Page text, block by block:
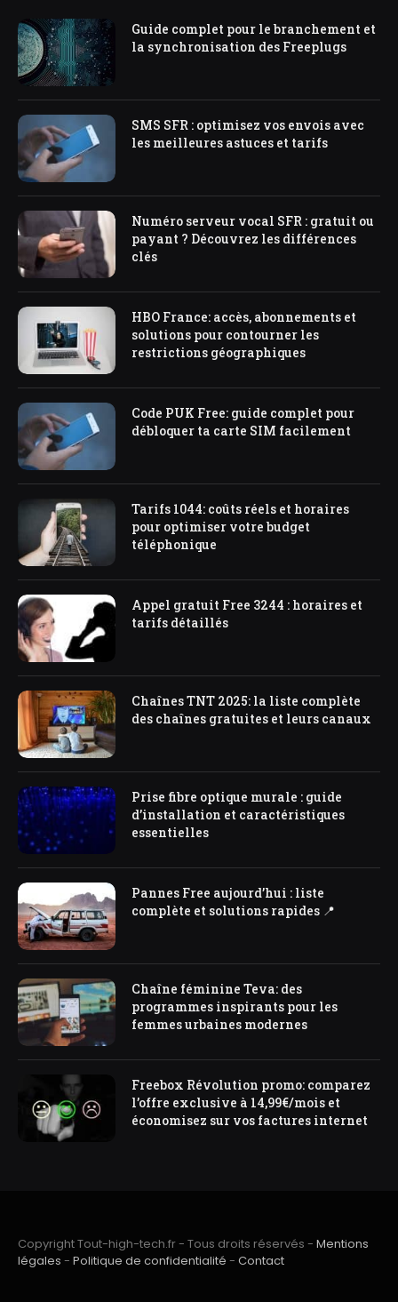
Guide complet pour le branchement et
la synchronisation des Freeplugs
SMS SFR : optimisez vos envois avec
les meilleures astuces et tarifs
Numéro serveur vocal SFR : gratuit ou
payant ? Découvrez les différences
clés
HBO France: accès, abonnements et
solutions pour contourner les
restrictions géographiques
Code PUK Free: guide complet pour
débloquer ta carte SIM facilement
Tarifs 1044: coûts réels et horaires
pour optimiser votre budget
téléphonique
Appel gratuit Free 3244 : horaires et
tarifs détaillés
Chaînes TNT 2025: la liste complète
des chaînes gratuites et leurs canaux
Prise fibre optique murale : guide
d’installation et caractéristiques
essentielles
Pannes Free aujourd’hui : liste
complète et solutions rapides 📍
Chaîne féminine Teva: des
programmes inspirants pour les
femmes urbaines modernes
Freebox Révolution promo: comparez
l’offre exclusive à 14,99€/mois et
économisez sur vos factures internet
Copyright Tout-high-tech.fr - Tous droits réservés - Mentions
légales - Politique de confidentialité - Contact